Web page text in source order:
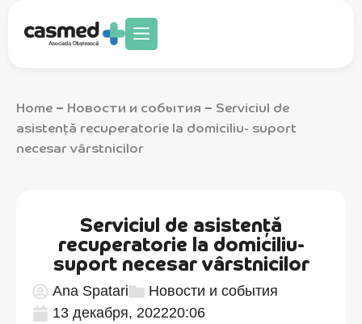
Home – Новости и события – Serviciul de
asistență recuperatorie la domiciliu- suport
necesar vârstnicilor
Serviciul de asistență
recuperatorie la domiciliu-
suport necesar vârstnicilor
Ana Spatari
Новости и события
13 декабря, 202220:06